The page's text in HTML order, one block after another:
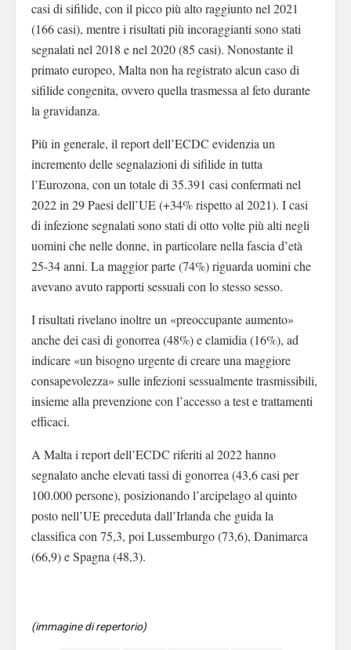
casi di sifilide, con il picco più alto raggiunto nel 2021
(166 casi), mentre i risultati più incoraggianti sono stati
segnalati nel 2018 e nel 2020 (85 casi). Nonostante il
primato europeo, Malta non ha registrato alcun caso di
sifilide congenita, ovvero quella trasmessa al feto durante
la gravidanza.
Più in generale, il report dell’ECDC evidenzia un
incremento delle segnalazioni di sifilide in tutta
l’Eurozona, con un totale di 35.391 casi confermati nel
2022 in 29 Paesi dell’UE (+34% rispetto al 2021). I casi
di infezione segnalati sono stati di otto volte più alti negli
uomini che nelle donne, in particolare nella fascia d’età
25-34 anni. La maggior parte (74%) riguarda uomini che
avevano avuto rapporti sessuali con lo stesso sesso.
I risultati rivelano inoltre un «preoccupante aumento»
anche dei casi di gonorrea (48%) e clamidia (16%), ad
indicare «un bisogno urgente di creare una maggiore
consapevolezza» sulle infezioni sessualmente trasmissibili,
insieme alla prevenzione con l’accesso a test e trattamenti
efficaci.
A Malta i report dell’ECDC riferiti al 2022 hanno
segnalato anche elevati tassi di gonorrea (43,6 casi per
100.000 persone), posizionando l’arcipelago al quinto
posto nell’UE preceduta dall’Irlanda che guida la
classifica con 75,3, poi Lussemburgo (73,6), Danimarca
(66,9) e Spagna (48,3).
(immagine di repertorio)